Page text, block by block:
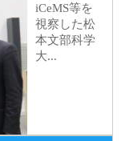
iCeMS等を
視察した松
本文部科学
大...